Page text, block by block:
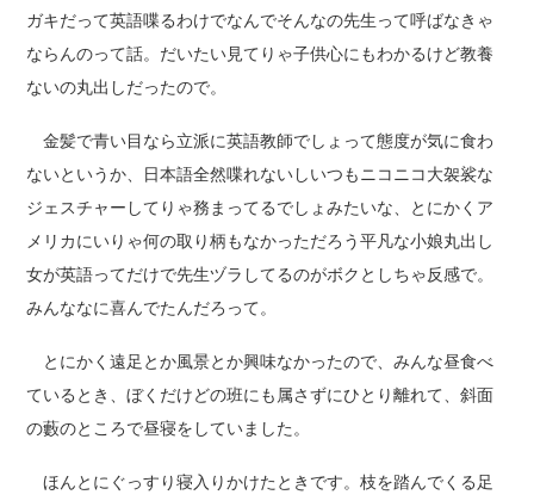
ガキだって英語喋るわけでなんでそんなの先生って呼ばなきゃ
ならんのって話。だいたい見てりゃ子供心にもわかるけど教養
ないの丸出しだったので。
金髪で青い目なら立派に英語教師でしょって態度が気に食わ
ないというか、日本語全然喋れないしいつもニコニコ大袈裟な
ジェスチャーしてりゃ務まってるでしょみたいな、とにかくア
メリカにいりゃ何の取り柄もなかっただろう平凡な小娘丸出し
女が英語ってだけで先生ヅラしてるのがボクとしちゃ反感で。
みんななに喜んでたんだろって。
とにかく遠足とか風景とか興味なかったので、みんな昼食べ
ているとき、ぼくだけどの班にも属さずにひとり離れて、斜面
の藪のところで昼寝をしていました。
ほんとにぐっすり寝入りかけたときです。枝を踏んでくる足